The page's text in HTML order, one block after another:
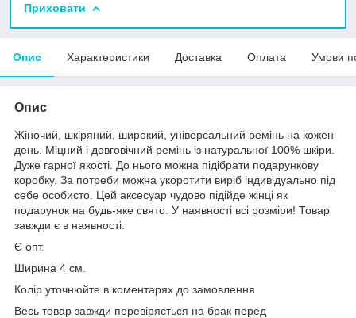
Приховати
Опис Характеристики Доставка Оплата Умови
Опис
Жіночий, шкіряний, широкий, універсальний ремінь на кожен
день. Міцний і довговічний ремінь із натуральної 100% шкіри.
Дуже гарної якості. До нього можна підібрати подарункову
коробку. За потреби можна укоротити виріб індивідуально під
себе особисто. Цей аксесуар чудово підійде жінці як
подарунок на будь-яке свято. У наявності всі розміри! Товар
завжди є в наявності.
Є опт.
Ширина 4 см.
Колір уточнюйте в коментарях до замовлення
Весь товар завжди перевіряється на брак перед